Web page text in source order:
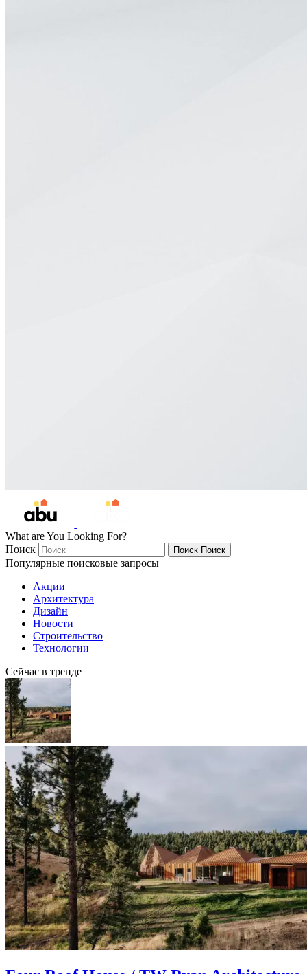
What are You Looking For?
Поиск
Поиск Поиск
Популярные поисковые запросы
Акции
Архитектура
Дизайн
Новости
Строительство
Технологии
Сейчас в тренде